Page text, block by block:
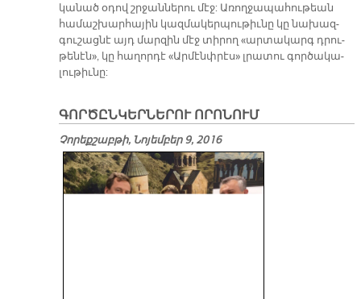
կա­նած օ­դով շրջան­նե­րու մէջ: Ա­ռող­ջա­պա­հու­թեան
հա­մաշ­խար­հա­յին կազ­մա­կեր­պու­թիւ­նը կը նա­խազ­
գու­շաց­նէ այդ մար­զին մէջ տի­րող «ար­տա­կարգ դրու­
թե­նէն», կը հա­ղոր­դէ «Ար­մէնփ­րէս» լրա­տու գոր­ծա­կա­
լու­թիւ­նը:
ԳՈՐԾԸՆԿԵՐՆԵՐՈՒ ՈՐՈՆՈՒՄ
Չորեքշաբթի, Նոյեմբեր 9, 2016